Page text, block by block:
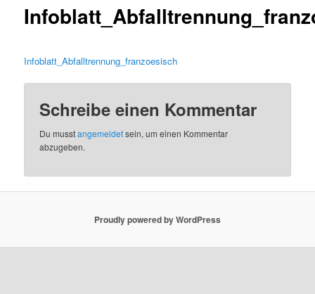
Infoblatt_Abfalltrennung_franzoesisch
Schreibe einen Kommentar
Du musstangemeldetsein, um einen Kommentar
abzugeben.
Proudly powered by WordPress